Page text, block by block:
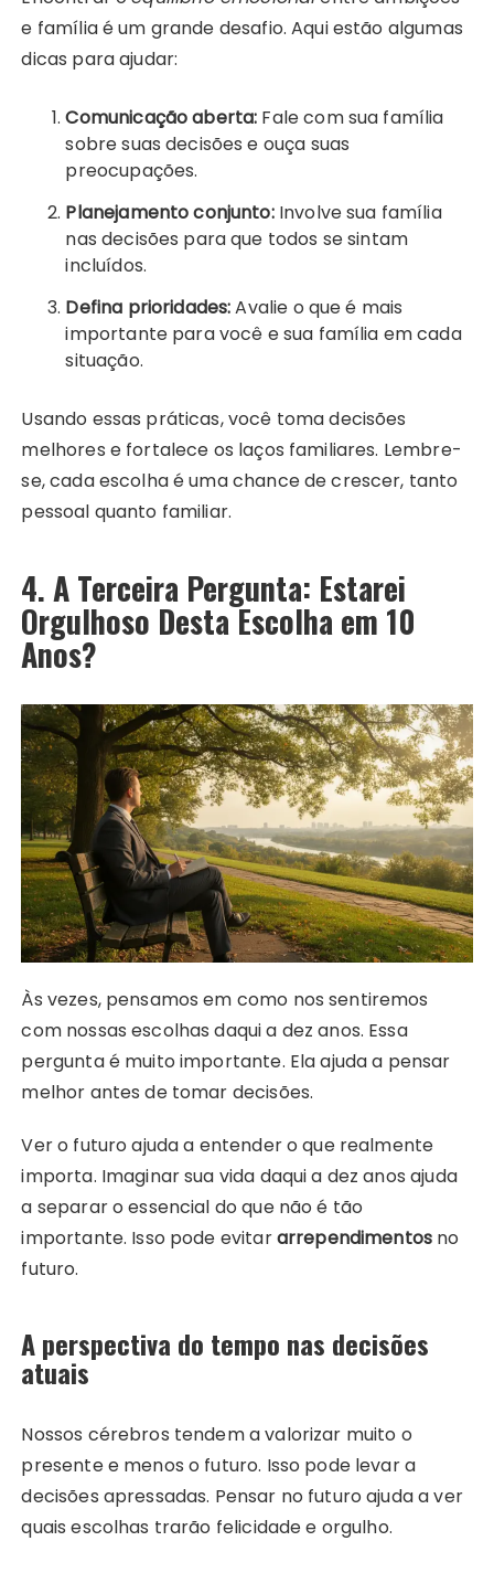
e família é um grande desafio. Aqui estão algumas
dicas para ajudar:
Comunicação aberta: Fale com sua família
sobre suas decisões e ouça suas
preocupações.
Planejamento conjunto:Involve sua família
nas decisões para que todos se sintam
incluídos.
Defina prioridades:Avalie o que é mais
importante para você e sua família em cada
situação.
Usando essas práticas, você toma decisões
melhores e fortalece os laços familiares. Lembre-
se, cada escolha é uma chance de crescer, tanto
pessoal quanto familiar.
4. A Terceira Pergunta: Estarei
Orgulhoso Desta Escolha em 10
Anos?
Às vezes, pensamos em como nos sentiremos
com nossas escolhas daqui a dez anos. Essa
pergunta é muito importante. Ela ajuda a pensar
melhor antes de tomar decisões.
Ver o futuro ajuda a entender o que realmente
importa. Imaginar sua vida daqui a dez anos ajuda
a separar o essencial do que não é tão
importante. Isso pode evitararrependimentos no
futuro.
A perspectiva do tempo nas decisões
atuais
Nossos cérebros tendem a valorizar muito o
presente e menos o futuro. Isso pode levar a
decisões apressadas. Pensar no futuro ajuda a ver
quais escolhas trarão felicidade e orgulho.